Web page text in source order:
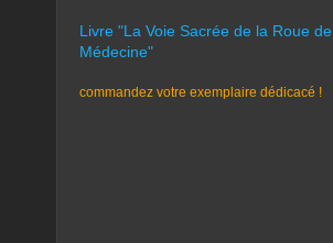
Livre "La Voie Sacrée de la Roue de
Médecine"
commandez votre exemplaire dédicacé !